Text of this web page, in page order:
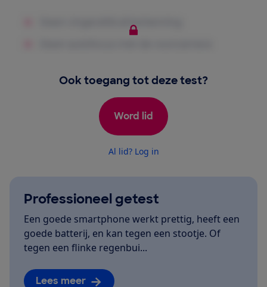
Ook toegang tot deze test?
Word lid
Al lid? Log in
Professioneel getest
Een goede smartphone werkt prettig, heeft een
goede batterij, en kan tegen een stootje. Of
tegen een flinke regenbui...
Lees meer